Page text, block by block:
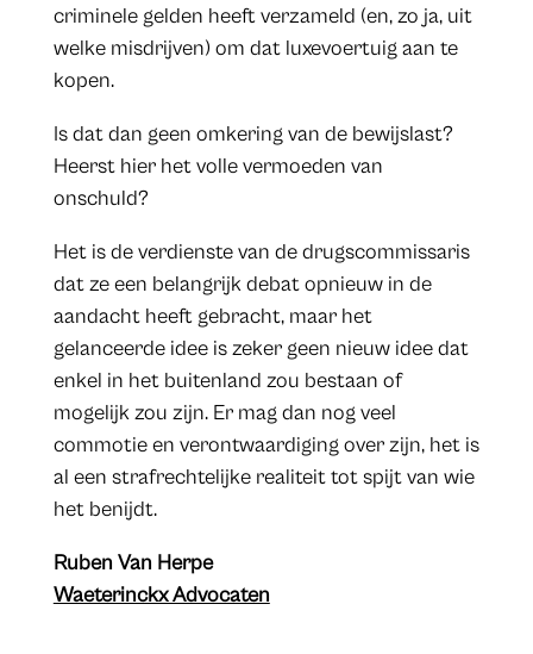
criminele gelden heeft verzameld (en, zo ja, uit
welke misdrijven) om dat luxevoertuig aan te
kopen.
Is dat dan geen omkering van de bewijslast?
Heerst hier het volle vermoeden van
onschuld?
Het is de verdienste van de drugscommissaris
dat ze een belangrijk debat opnieuw in de
aandacht heeft gebracht, maar het
gelanceerde idee is zeker geen nieuw idee dat
enkel in het buitenland zou bestaan of
mogelijk zou zijn. Er mag dan nog veel
commotie en verontwaardiging over zijn, het is
al een strafrechtelijke realiteit tot spijt van wie
het benijdt.
Ruben Van Herpe
Waeterinckx Advocaten